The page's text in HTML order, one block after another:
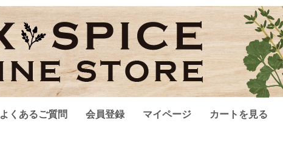
よくあるご質問 会員登録 マイページ カートを見る